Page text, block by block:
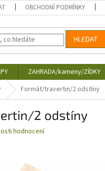
OBCHODNÍ PODMÍNKY
HLEDAT
ZAHRADA/kameny/ZÍDKY
Formát/travertin/2 odstíny
2 odstíny
hodnocení